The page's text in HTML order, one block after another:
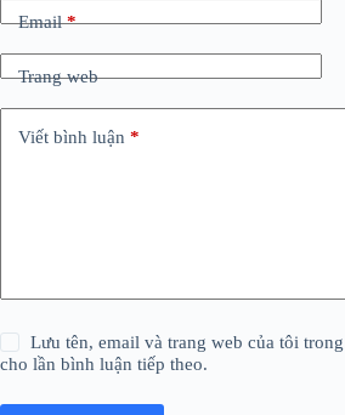
Email*
Trang web
Viết bình luận *
Lưu tên, email và trang web của tôi
cho lần bình luận tiếp theo.